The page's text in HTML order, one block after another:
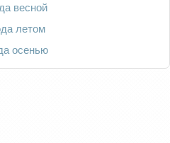
весной
летом
осенью